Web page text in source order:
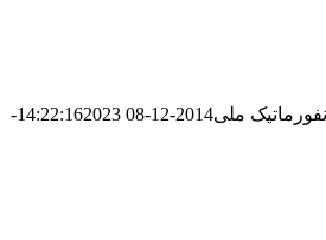
ملی2014-12-08 14:22:16
2023-